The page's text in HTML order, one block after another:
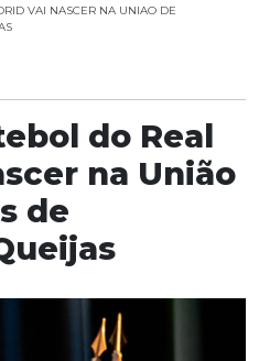
VAI NASCER NA UNIAO DE
do Real
na União
de